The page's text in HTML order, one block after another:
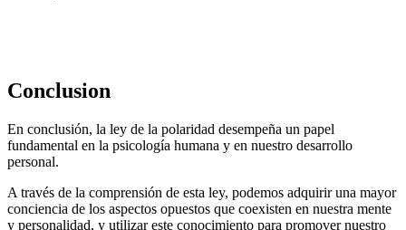
Conclusion
En conclusión, la ley de la polaridad desempeña un papel
fundamental en la psicología humana y en nuestro desarrollo
personal.
A través de la comprensión de esta ley, podemos adquirir una mayor
conciencia de los aspectos opuestos que coexisten en nuestra mente
y personalidad, y utilizar este conocimiento para promover nuestro